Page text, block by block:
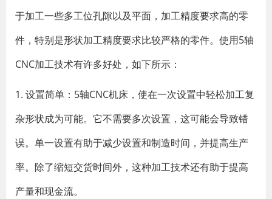
于加工一些多工位孔隙以及平面，加工精度要求高的零
件，特别是形状加工精度要求比较严格的零件。使用5轴
CNC加工技术有许多好处，如下所示：
1. 设置简单：5轴CNC机床，使在一次设置中轻松加工复
杂形状成为可能。它不需要多次设置，这可能会导致错
误。单一设置有助于减少设置和制造时间，并提高生产
率。除了缩短交货时间外，这种加工技术还有助于提高
产量和现金流。